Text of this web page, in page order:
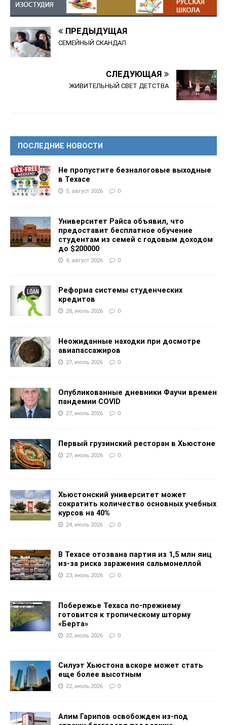
ПРЕДЫДУЩАЯ
СЕМЕЙНЫЙ СКАНДАЛ
СЛЕДУЮЩАЯ
ЖИВИТЕЛЬНЫЙ СВЕТ ДЕТСТВА
ПОСЛЕДНИЕ НОВОСТИ
Не пропустите безналоговые выходные
в Техасе
5, август 2026 0
Университет Райса объявил, что
предоставит бесплатное обучение
студентам из семей с годовым доходом
до $200000
4, август 2026 0
Реформа системы студенческих
кредитов
28, июль 2026 0
Неожиданные находки при досмотре
авиапассажиров
27, июль 2026 0
Опубликованные дневники Фаучи времен
пандемии COVID
27, июль 2026 0
Первый грузинский ресторан в Хьюстоне
27, июль 2026 0
Хьюстонский университет может
сократить количество основных учебных
курсов на 40%
24, июль 2026 0
В Техасе отозвана партия из 1,5 млн яиц
из-за риска заражения сальмонеллой
23, июль 2026 0
Побережье Техаса по-прежнему
готовится к тропическому шторму
«Берта»
22, июль 2026 0
Силуэт Хьюстона вскоре может стать
еще более высотным
22, июль 2026 0
Алим Гарипов освобожден из-под